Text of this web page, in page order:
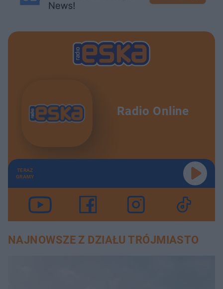
Radio Online
TERAZ
GRAMY
NAJNOWSZE Z DZIAŁU TRÓJMIASTO